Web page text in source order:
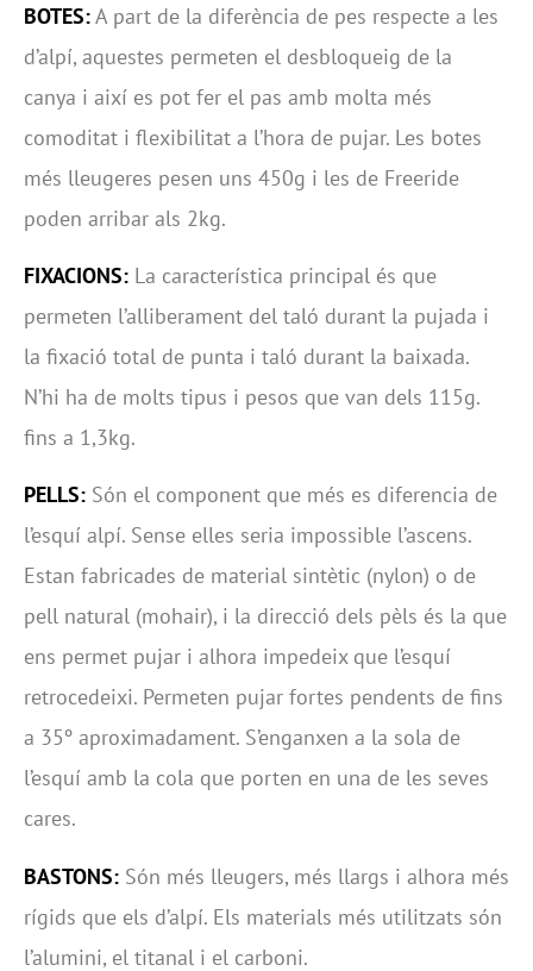
BOTES:A part de la diferència de pes respecte a les
d’alpí, aquestes permeten el desbloqueig de la
canya i així es pot fer el pas amb molta més
comoditat i flexibilitat a l’hora de pujar. Les botes
més lleugeres pesen uns 450g i les de Freeride
poden arribar als 2kg.
FIXACIONS: La característica principal és que
permeten l’alliberament del taló durant la pujada i
la fixació total de punta i taló durant la baixada.
N’hi ha de molts tipus i pesos que van dels 115g.
fins a 1,3kg.
PELLS: Són el component que més es diferencia de
l’esquí alpí. Sense elles seria impossible l’ascens.
Estan fabricades de material sintètic (nylon) o de
pell natural (mohair), i la direcció dels pèls és la que
ens permet pujar i alhora impedeix que l’esquí
retrocedeixi. Permeten pujar fortes pendents de fins
a 35º aproximadament. S’enganxen a la sola de
l’esquí amb la cola que porten en una de les seves
cares.
BASTONS: Són més lleugers, més llargs i alhora més
rígids que els d’alpí. Els materials més utilitzats són
l’alumini, el titanal i el carboni.